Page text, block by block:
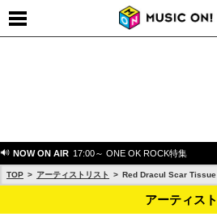
NOW ON AIR 17:00～ ONE OK ROCK特集
TOP アーティストリスト Red Dracul Scar Tissue
アーティスト